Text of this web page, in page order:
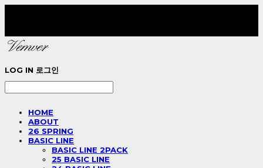
LOG IN 로그인
HOME
ABOUT
26 SPRING
BASIC LINE
BASIC LINE 2PACK
25 BASIC LINE